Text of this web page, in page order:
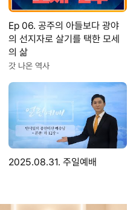
Ep 06. 공주의 아들보다 광야
의 선지자로 살기를 택한 모세
의 삶
갓 나온 역사
2025.08.31. 주일예배